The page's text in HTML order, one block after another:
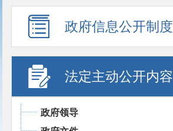
政府信息公开制度
法定主动公开内容
政府领导